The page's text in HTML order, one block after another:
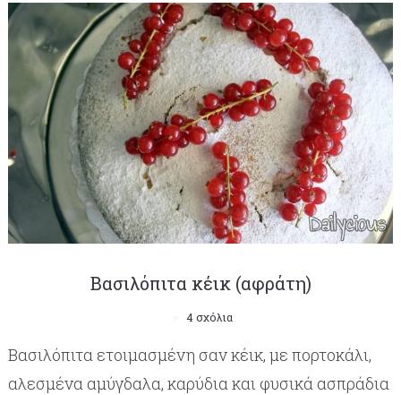
Βασιλόπιτα κέικ (αφράτη)
4 σχόλια
Bασιλόπιτα ετοιμασμένη σαν κέικ, με πορτοκάλι,
αλεσμένα αμύγδαλα, καρύδια και φυσικά ασπράδια